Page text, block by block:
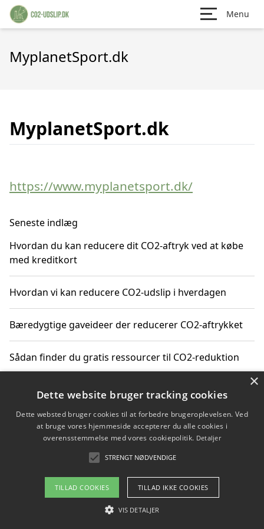
Menu
MyplanetSport.dk
MyplanetSport.dk
https://www.myplanetsport.dk/
Seneste indlæg
Hvordan du kan reducere dit CO2-aftryk ved at købe
med kreditkort
Hvordan vi kan reducere CO2-udslip i hverdagen
Bæredygtige gaveideer der reducerer CO2-aftrykket
Sådan finder du gratis ressourcer til CO2-reduktion
Hvordan gadgets til hjemmet kan reducere CO2-udslip
Copyright 2026 - Pilanto Aps
Om / kontakt
Blog Betingelser
×
Dette website bruger tracking cookies
Dette websted bruger cookies til at forbedre brugeroplevelsen. Ved
at bruge vores hjemmeside accepterer du alle cookies i
overensstemmelse med vores cookiepolitik. Detaljer
STRENGT NØDVENDIGE
TILLAD COOKIES TILLAD IKKE COOKIES
VIS DETALJER